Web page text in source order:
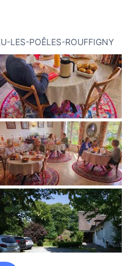
LES-POÊLES-ROUFFIGNY